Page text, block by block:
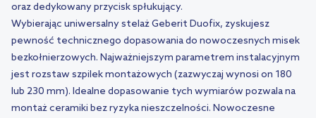
oraz dedykowany przycisk spłukujący.
Wybierając uniwersalny stelażGeberit Duofix, zyskujesz
pewność technicznego dopasowania do nowoczesnych misek
bezkołnierzowych. Najważniejszym parametrem instalacyjnym
jest rozstaw szpilek montażowych (zazwyczaj wynosi on 180
lub 230 mm). Idealne dopasowanie tych wymiarów pozwala na
montaż ceramiki bez ryzyka nieszczelności. Nowoczesne